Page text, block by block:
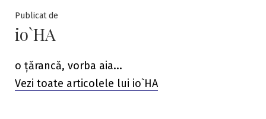
Publicat de
io`HA
o țărancă, vorba aia...
Vezi toate articolele lui io`HA